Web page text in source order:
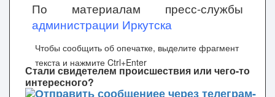
По материалам пресс-службы
администрации Иркутска
Стали свидетелем происшествия или чего-то
интересного?
Чтобы сообщить об опечатке, выделите фрагмент
текста и нажмите Ctrl+Enter